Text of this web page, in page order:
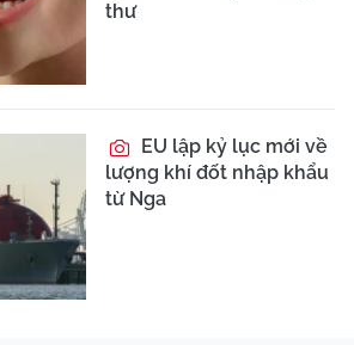
thư
EU lập kỷ lục mới về
lượng khí đốt nhập khẩu
từ Nga